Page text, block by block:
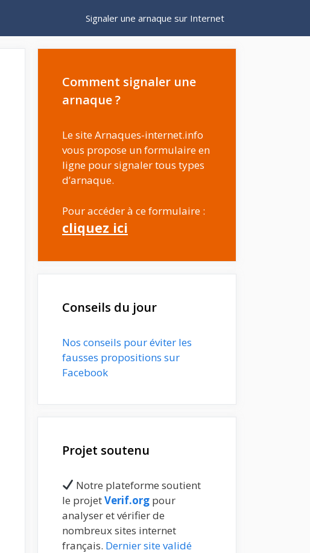
Signaler une arnaque sur Internet
Comment signaler une
arnaque ?
Le site Arnaques-internet.info
vous propose un formulaire en
ligne pour signaler tous types
d’arnaque.
Pour accéder à ce formulaire :
cliquez ici
Conseils du jour
Nos conseils pour éviter les
fausses propositions sur
Facebook
Projet soutenu
Notre plateforme soutient
le projetVerif.org pour
analyser et vérifier de
nombreux sites internet
français. Dernier site validé